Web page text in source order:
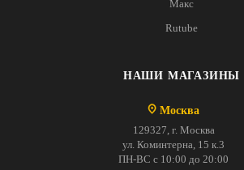
Макс
Rutube
НАШИ МАГАЗИНЫ
Москва
129327, г. Москва
ул. Коминтерна, 15 к.3
ПН-ВС с 10:00 до 20:00